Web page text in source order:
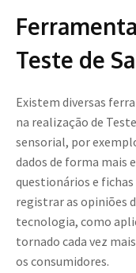
Teste de
Existem diversas
na realização de
sensorial, por
dados de forma mais
questionários e
registrar as opiniões
tecnologia, como
tornado cada vez
os consumidores.